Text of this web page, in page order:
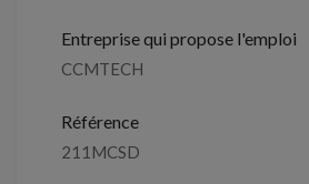
Entreprise qui propose l'emploi
CCMTECH
Référence
211MCSD